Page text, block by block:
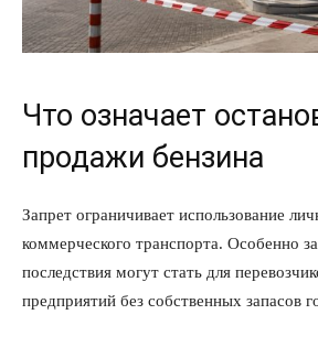
Что означает
продажи бензина
Запрет ограничивает использование
коммерческого транспорта. Особенно
последствия могут стать для
предприятий без собственных запасов